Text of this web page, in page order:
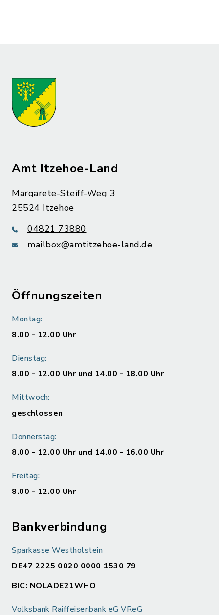
Amt Itzehoe-Land
Margarete-Steiff-Weg 3
25524 Itzehoe
04821 73880
mailbox@amtitzehoe-land.de
Öffnungszeiten
Montag:
8.00 - 12.00 Uhr
Dienstag:
8.00 - 12.00 Uhr und 14.00 - 18.00 Uhr
Mittwoch:
geschlossen
Donnerstag:
8.00 - 12.00 Uhr und 14.00 - 16.00 Uhr
Freitag:
8.00 - 12.00 Uhr
Bankverbindung
Sparkasse Westholstein
DE47 2225 0020 0000 1530 79
BIC: NOLADE21WHO
Volksbank Raiffeisenbank eG VReG